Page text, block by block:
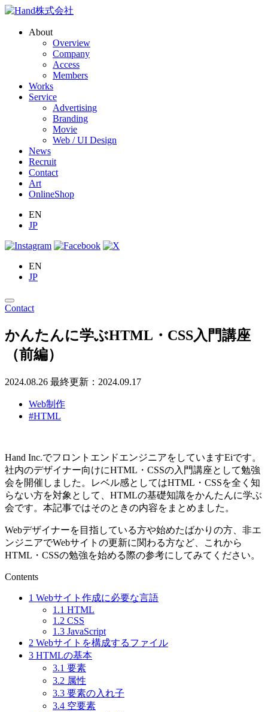
About
Overview
Company
Access
Members
Works
Service
Advertising
Branding
Movie
Web / UI Design
News
Recruit
Contact
Art
OnlineShop
EN
JP
EN
JP
Contact
かんたんに学ぶHTML・CSS入門講座
（前編）
2024.08.26 最終更新：2024.09.17
Web制作
#HTML
Hand Inc.でフロントエンドエンジニアをしていますEiです。
社内のデザイナー向けにHTML・CSSの入門講座として勉強
会を開催しました。レベル感としてはHTML・CSSを全く知
らない方を対象として、HTMLの基礎知識をかんたんに学ぶ
会です。本記事ではそのときの内容をまとめました。
Webデザイナーを目指している方や始めたばかりの方、非エ
ンジニアでWebサイトの更新に関わる方など、これから
HTML・CSSの勉強を始める際の参考にしてみてください。
Contents
1 Webサイト作成に必要な言語
1.1 HTML
1.2 CSS
1.3 JavaScript
2 Webサイトを構成するファイル
3 HTMLの基本
3.1 要素
3.2 属性
3.3 要素の入れ子
3.4 空要素